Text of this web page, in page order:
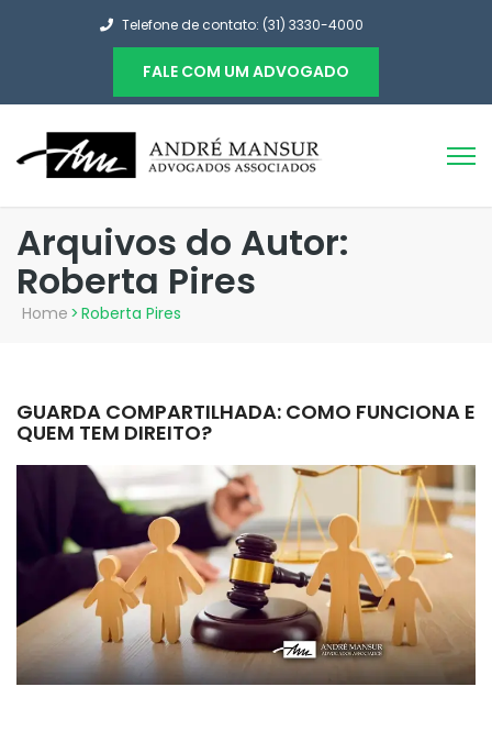
Telefone de contato: (31) 3330-4000
FALE COM UM ADVOGADO
Arquivos do Autor:
Roberta Pires
Home > Roberta Pires
GUARDA COMPARTILHADA: COMO FUNCIONA E
QUEM TEM DIREITO?